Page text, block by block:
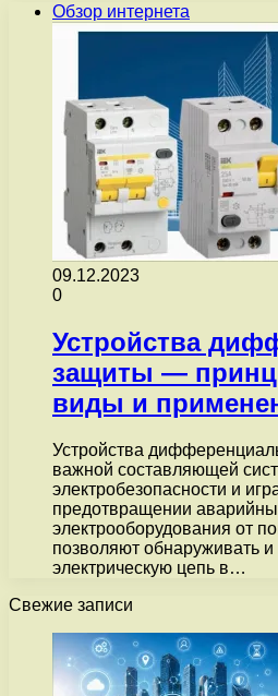
Обзор интернета
09.12.2023
0
Устройства
защиты —
виды и
Устройства
важной составляющей
электробезопасности и
предотвращении
электрооборудования от
позволяют обнаруживать
электрическую цепь в…
Свежие записи